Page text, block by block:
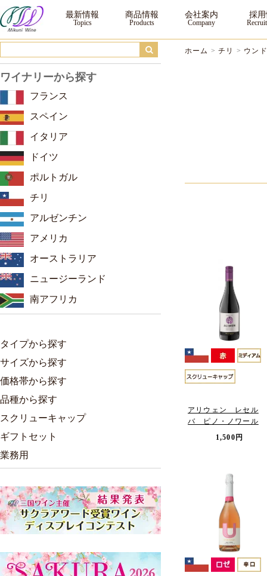
ウンドラーガ ｜三国ワイン
最新情報 商品情報 会社案内 採
ホーム >チリ > ウン
アリウェン レセル
バ ピノ・ノワール
1,500円
ワイナリーから探す
フランス
スペイン
イタリア
ドイツ
ポルトガル
チリ
アルゼンチン
アメリカ
オーストラリア
ニュージーランド
南アフリカ
タイプから探す
サイズから探す
価格帯から探す
品種から探す
スクリューキャップ
ギフトセット
業務用